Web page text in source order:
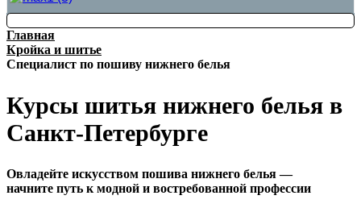
Главная
Кройка и шитье
Специалист по пошиву нижнего белья
Курсы шитья нижнего белья в
Санкт-Петербурге
Овладейте искусством пошива нижнего белья —
начните путь к модной и востребованной профессии